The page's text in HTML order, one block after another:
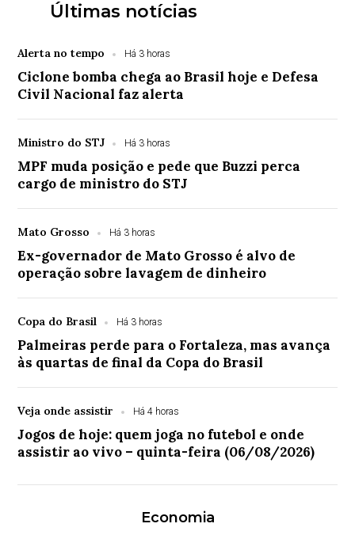
Últimas notícias
Alerta no tempo Há 3 horas
Ciclone bomba chega ao Brasil hoje e Defesa
Civil Nacional faz alerta
Ministro do STJ Há 3 horas
MPF muda posição e pede que Buzzi perca
cargo de ministro do STJ
Mato Grosso Há 3 horas
Ex-governador de Mato Grosso é alvo de
operação sobre lavagem de dinheiro
Copa do Brasil Há 3 horas
Palmeiras perde para o Fortaleza, mas avança
às quartas de final da Copa do Brasil
Veja onde assistir Há 4 horas
Jogos de hoje: quem joga no futebol e onde
assistir ao vivo – quinta-feira (06/08/2026)
Economia